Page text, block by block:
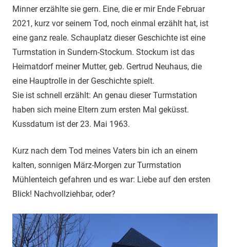
Minner erzählte sie gern. Eine, die er mir Ende Februar
2021, kurz vor seinem Tod, noch einmal erzählt hat, ist
eine ganz reale. Schauplatz dieser Geschichte ist eine
Turmstation in Sundern-Stockum. Stockum ist das
Heimatdorf meiner Mutter, geb. Gertrud Neuhaus, die
eine Hauptrolle in der Geschichte spielt.
Sie ist schnell erzählt: An genau dieser Turmstation
haben sich meine Eltern zum ersten Mal geküsst.
Kussdatum ist der 23. Mai 1963.
Kurz nach dem Tod meines Vaters bin ich an einem
kalten, sonnigen März-Morgen zur Turmstation
Mühlenteich gefahren und es war: Liebe auf den ersten
Blick! Nachvollziehbar, oder?